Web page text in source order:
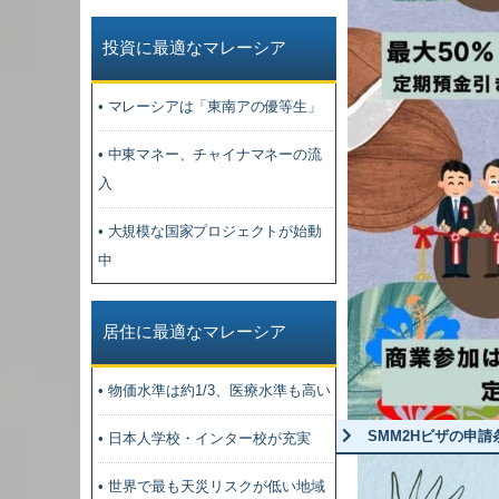
投資に最適なマレーシア
• マレーシアは「東南アの優等生」
• 中東マネー、チャイナマネーの流
入
• 大規模な国家プロジェクトが始動
中
居住に最適なマレーシア
• 物価水準は約1/3、医療水準も高い
• 日本人学校・インター校が充実
• 世界で最も天災リスクが低い地域
SMM2Hビザの申請